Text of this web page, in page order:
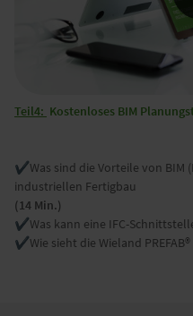
Teil4: Kostenloses BIM
✔️Was sind die Vorteile von BIM
industriellen Fertigbau
(14 Min.)
✔️Was kann eine IFC-
✔️Wie sieht die Wieland